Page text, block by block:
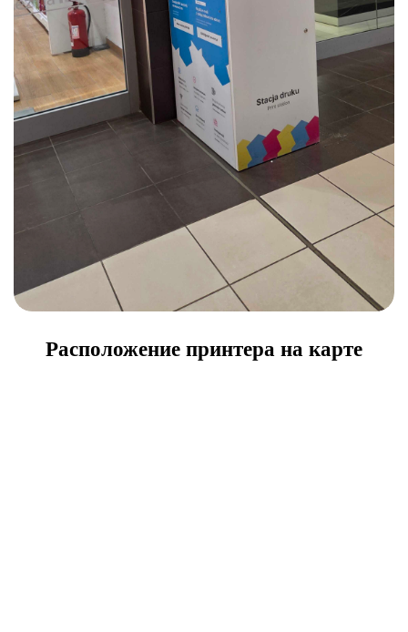
Расположение принтера на карте